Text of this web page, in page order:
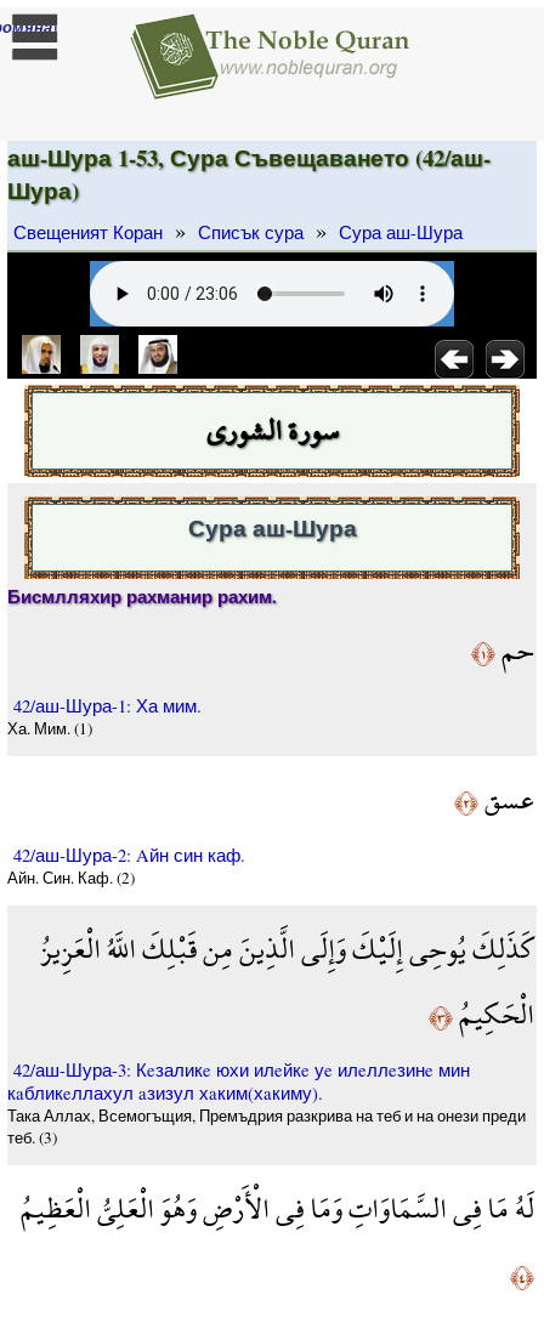
]
аш-Шура 1-53, Сура Съвещаването (42/аш-
Шура)
Свещеният Коран » Списък сура » Сура аш-Шура
سورة الشورى
Сура аш-Шура
Бисмлляхир рахманир рахим.
حم﴿١﴾
42/аш-Шура-1: Ха мим.
Ха. Мим. (1)
عسق﴿٢﴾
42/аш-Шура-2: Aйн син каф.
Айн. Син. Каф. (2)
كَذَلِكَ يُوحِي إِلَيْكَ وَإِلَى الَّذِينَ مِن قَبْلِكَ اللَّهُ الْعَزِيزُ
الْحَكِيمُ﴿٣﴾
42/аш-Шура-3: Кeзаликe юхи илeйкe уe илeллeзинe мин
кaбликeллахул aзизул хaким(хaкиму).
Така Аллах, Всемогъщия, Премъдрия разкрива на теб и на онези преди
теб. (3)
لَهُ مَا فِي السَّمَاوَاتِ وَمَا فِي الْأَرْضِ وَهُوَ الْعَلِيُّ الْعَظِيمُ
﴿٤﴾